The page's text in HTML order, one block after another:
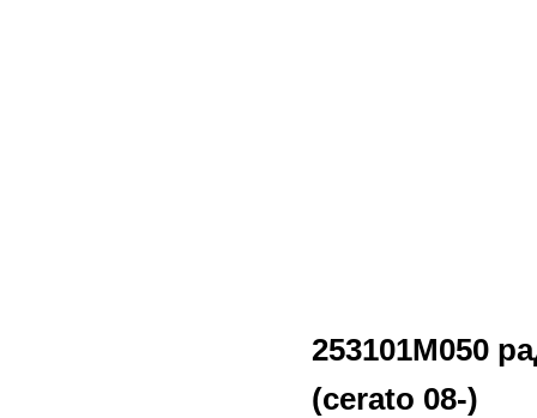
253101M050
(cerato 08-)